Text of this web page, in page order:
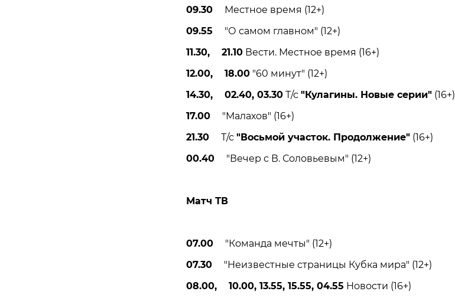
09.30Местное время (12+)
09.55 "О самом главном" (12+)
11.30, 21.10Вести. Местное время (16+)
12.00, 18.00"60 минут" (12+)
14.30, 02.40, 03.30Т/с "Кулагины. Новые серии"(16+)
17.00"Малахов" (16+)
21.30Т/с "Восьмой участок. Продолжение"(16+)
00.40"Вечер с В. Соловьевым" (12+)
Матч ТВ
07.00"Команда мечты" (12+)
07.30"Неизвестные страницы Кубка мира" (12+)
08.00, 10.00, 13.55, 15.55, 04.55 Новости (16+)